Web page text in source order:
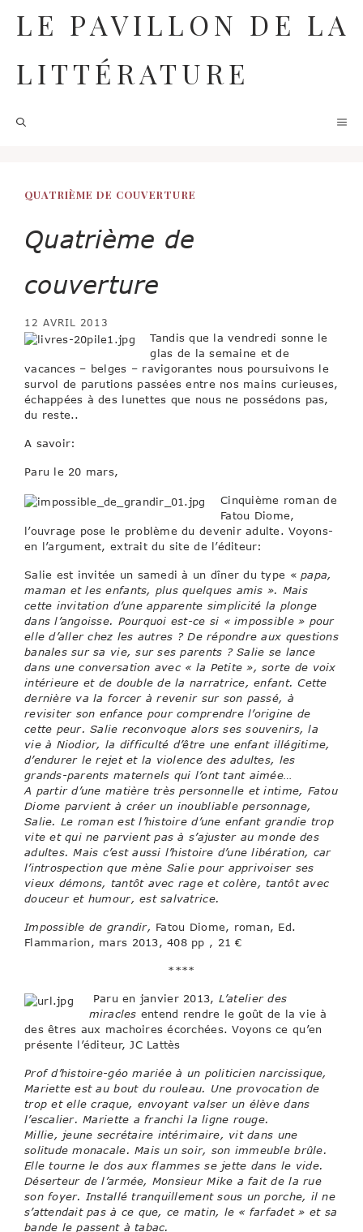
contenu
LE PAVILLON DE LA
LITTÉRATURE
QUATRIÈME DE COUVERTURE
Quatrième de
couverture
12 AVRIL 2013
Tandis que la vendredi sonne le
glas de la semaine et de
vacances – belges – ravigorantes nous poursuivons le
survol de parutions passées entre nos mains curieuses,
échappées à des lunettes que nous ne possédons pas,
du reste..
A savoir:
Paru le 20 mars,
Cinquième roman de
Fatou Diome,
l’ouvrage pose le problème du devenir adulte. Voyons-
en l’argument, extrait du site de l’éditeur:
Salie est invitée un samedi à un dîner du type «papa,
maman et les enfants, plus quelques amis ». Mais
cette invitation d’une apparente simplicité la plonge
dans l’angoisse. Pourquoi est-ce si « impossible » pour
elle d’aller chez les autres ? De répondre aux questions
banales sur sa vie, sur ses parents ? Salie se lance
dans une conversation avec « la Petite », sorte de voix
intérieure et de double de la narratrice, enfant. Cette
dernière va la forcer à revenir sur son passé, à
revisiter son enfance pour comprendre l’origine de
cette peur. Salie reconvoque alors ses souvenirs, la
vie à Niodior, la difficulté d’être une enfant illégitime,
d’endurer le rejet et la violence des adultes, les
grands-parents maternels qui l’ont tant aimée…
A partir d’une matière très personnelle et intime, Fatou
Diome parvient à créer un inoubliable personnage,
Salie. Le roman est l’histoire d’une enfant grandie trop
vite et qui ne parvient pas à s’ajuster au monde des
adultes. Mais c’est aussi l’histoire d’une libération, car
l’introspection que mène Salie pour apprivoiser ses
vieux démons, tantôt avec rage et colère, tantôt avec
douceur et humour, est salvatrice.
Impossible de grandir, Fatou Diome, roman, Ed.
Flammarion, mars 2013, 408 pp , 21 €
****
Paru en janvier 2013, L’atelier des
miracles entend rendre le goût de la vie à
des êtres aux machoires écorchées. Voyons ce qu’en
présente l’éditeur, JC Lattès
Prof d’histoire-géo mariée à un politicien narcissique,
Mariette est au bout du rouleau. Une provocation de
trop et elle craque, envoyant valser un élève dans
l’escalier. Mariette a franchi la ligne rouge.
Millie, jeune secrétaire intérimaire, vit dans une
solitude monacale. Mais un soir, son immeuble brûle.
Elle tourne le dos aux flammes se jette dans le vide.
Déserteur de l’armée, Monsieur Mike a fait de la rue
son foyer. Installé tranquillement sous un porche, il ne
s’attendait pas à ce que, ce matin, le « farfadet » et sa
bande le passent à tabac.